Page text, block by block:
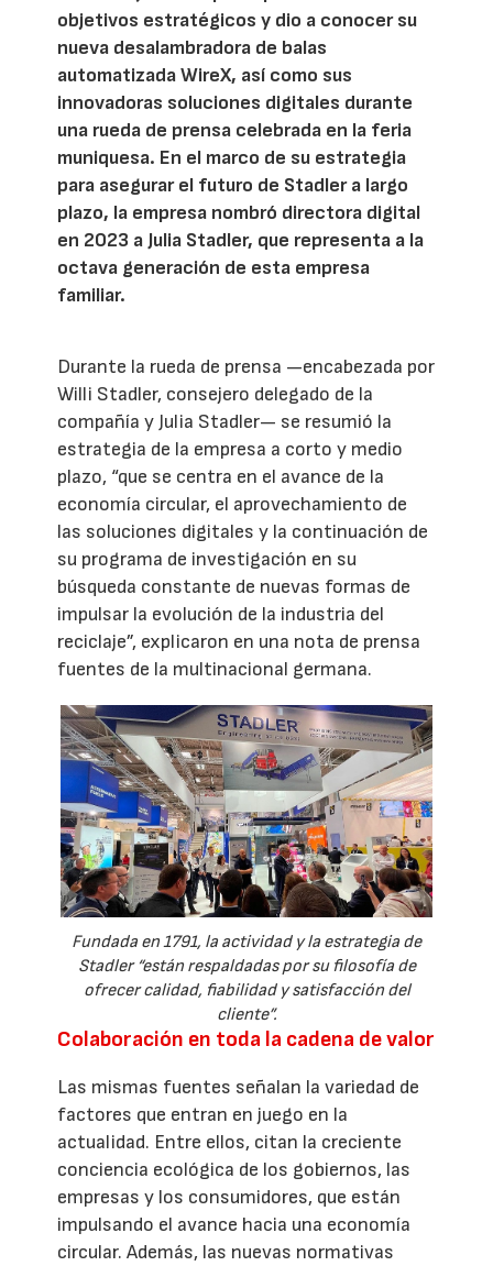
objetivos estratégicos y dio a conocer su
nueva desalambradora de balas
automatizada WireX, así como sus
innovadoras soluciones digitales durante
una rueda de prensa celebrada en la feria
muniquesa. En el marco de su estrategia
para asegurar el futuro de Stadler a largo
plazo, la empresa nombró directora digital
en 2023 a Julia Stadler, que representa a la
octava generación de esta empresa
familiar.
Durante la rueda de prensa —encabezada por
Willi Stadler, consejero delegado de la
compañía y Julia Stadler— se resumió la
estrategia de la empresa a corto y medio
plazo, “que se centra en el avance de la
economía circular, el aprovechamiento de
las soluciones digitales y la continuación de
su programa de investigación en su
búsqueda constante de nuevas formas de
impulsar la evolución de la industria del
reciclaje”, explicaron en una nota de prensa
fuentes de la multinacional germana.
Fundada en 1791, la actividad y la estrategia de
Stadler “están respaldadas por su filosofía de
ofrecer calidad, fiabilidad y satisfacción del
cliente”.
Colaboración en toda la cadena de valor
Las mismas fuentes señalan la variedad de
factores que entran en juego en la
actualidad. Entre ellos, citan la creciente
conciencia ecológica de los gobiernos, las
empresas y los consumidores, que están
impulsando el avance hacia una economía
circular. Además, las nuevas normativas